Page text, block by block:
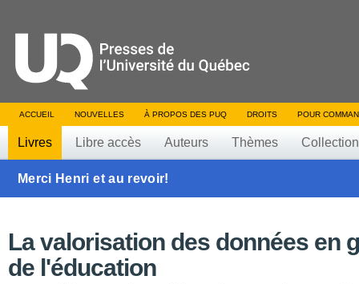
ACCUEIL NOUVELLES À PROPOS DES PUQ DROITS POUR
Livres Libre accès Auteurs Thèmes
Merci Henri et au revoir!
La valorisation des données en
de l'éducation